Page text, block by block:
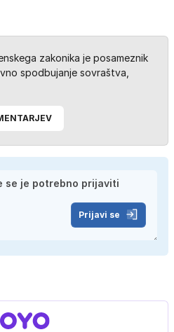
zakonika je posameznik
spodbujanje sovraštva,
Prijavi se